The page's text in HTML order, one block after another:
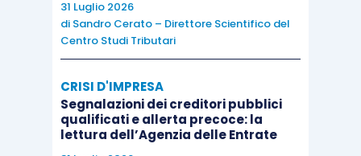
La riunione di questa settimana, di fatto, ha
aumentato l’incertezza sulla tempistica
luglio quali possibili per un nuovo annuncio di
cambiamento di politica monetaria.Infatti, se da
un lato a giugno la BCE avrà a disposizione le
31 Luglio 2026
di Sandro Cerato – Direttore Scientifico del
Centro Studi Tributari
CRISI D'IMPRESA
Segnalazioni dei creditori pubblici
qualificati e allerta precoce: la
lettura dell’Agenzia delle Entrate